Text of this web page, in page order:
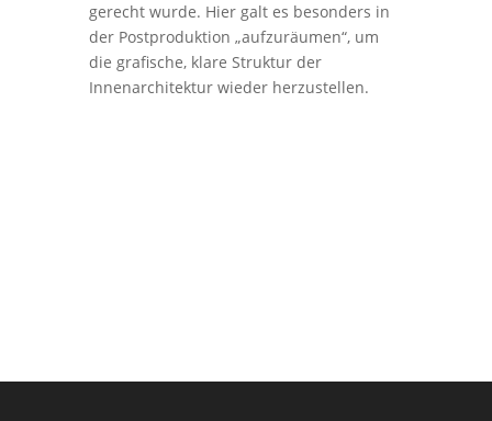
gerecht wurde. Hier galt es besonders in
der Postproduktion „aufzuräumen“, um
die grafische, klare Struktur der
Innenarchitektur wieder herzustellen.